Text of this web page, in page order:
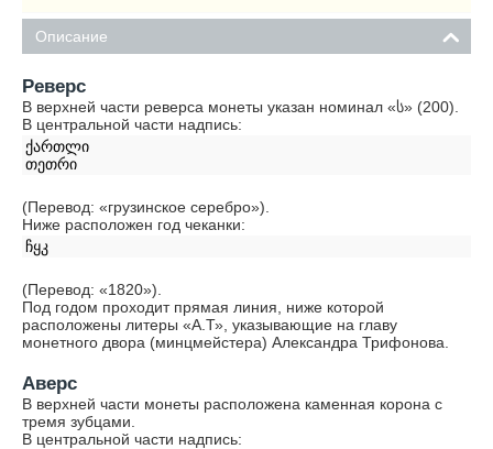
Описание
Реверс
В верхней части реверса монеты указан номинал «ს» (200).
В центральной части надпись:
ქართლი
თეთრი
(Перевод: «грузинское серебро»).
Ниже расположен год чеканки:
ჩყკ
(Перевод: «1820»).
Под годом проходит прямая линия, ниже которой
расположены литеры «А.Т», указывающие на главу
монетного двора (минцмейстера) Александра Трифонова.
Аверс
В верхней части монеты расположена каменная корона с
тремя зубцами.
В центральной части надпись: